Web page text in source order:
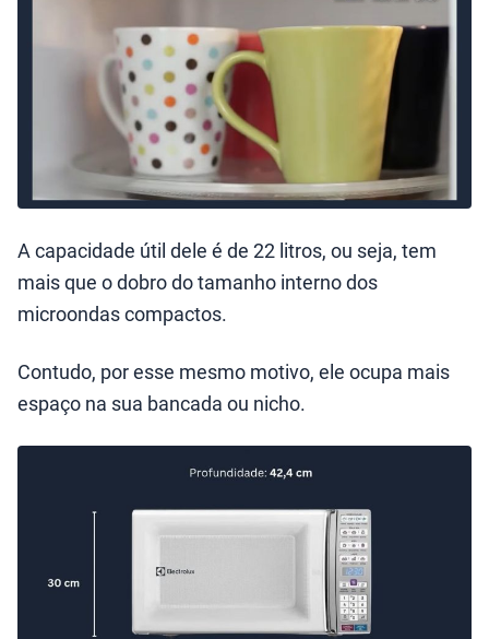
A capacidade útil dele é de 22 litros, ou seja, tem
mais que o dobro do tamanho interno dos
microondas compactos.
Contudo, por esse mesmo motivo, ele ocupa mais
espaço na sua bancada ou nicho.